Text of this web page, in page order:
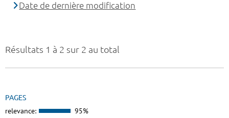
Résultats 1 à 2 sur 2 au total
PAGES
relevance: 95%
Date de dernière modification